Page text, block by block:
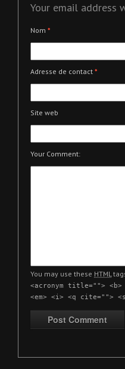
Your email address
Nom *
Adresse de contact *
Site web
Your Comment:
You may use these HTML
<acronym title="">
<em> <i> <q cite="">